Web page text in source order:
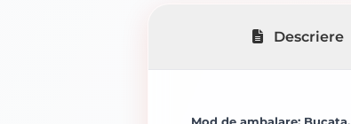
Descriere